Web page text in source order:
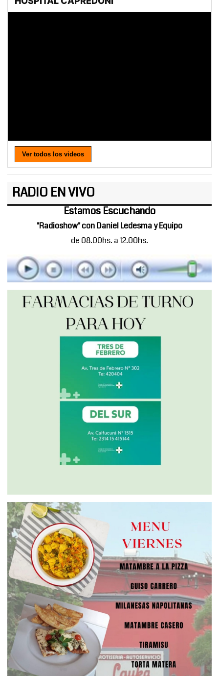
Ver todos los videos
RADIO EN VIVO
Estamos Escuchando
"Radioshow" con Daniel Ledesma y Equipo
de 08.00hs. a 12.00hs.